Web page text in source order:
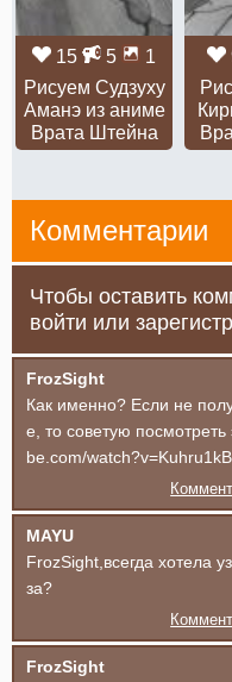
15 5
1
Рисуем Судзуху
Аманэ из аниме
Врата Штейна
Комментарии
Чтобы оставить
войти или
FrozSight
Как именно? Если не
е, то советую
be.com/
MAYU
FrozSight,всегда хотела
за?
FrozSight